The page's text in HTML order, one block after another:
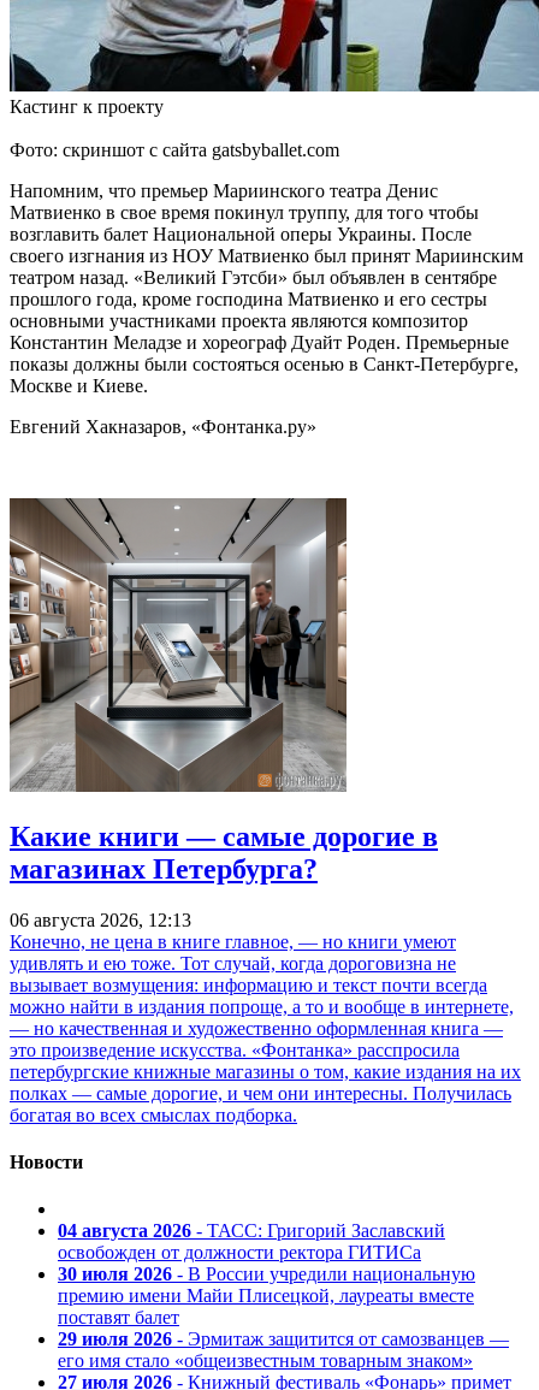
Кастинг к проекту
Фото: скриншот с сайта gatsbyballet.com
Напомним, что премьер Мариинского театра Денис
Матвиенко в свое время покинул труппу, для того чтобы
возглавить балет Национальной оперы Украины. После
своего изгнания из НОУ Матвиенко был принят Мариинским
театром назад. «Великий Гэтсби» был объявлен в сентябре
прошлого года, кроме господина Матвиенко и его сестры
основными участниками проекта являются композитор
Константин Меладзе и хореограф Дуайт Роден. Премьерные
показы должны были состояться осенью в Санкт-Петербурге,
Москве и Киеве.
Евгений Хакназаров, «Фонтанка.ру»
Какие книги — самые дорогие в
магазинах Петербурга?
06 августа 2026, 12:13
Конечно, не цена в книге главное, — но книги умеют
удивлять и ею тоже. Тот случай, когда дороговизна не
вызывает возмущения: информацию и текст почти всегда
можно найти в издания попроще, а то и вообще в интернете,
— но качественная и художественно оформленная книга —
это произведение искусства. «Фонтанка» расспросила
петербургские книжные магазины о том, какие издания на их
полках — самые дорогие, и чем они интересны. Получилась
богатая во всех смыслах подборка.
Новости
04 августа 2026 - ТАСС: Григорий Заславский
освобожден от должности ректора ГИТИСа
30 июля 2026 - В России учредили национальную
премию имени Майи Плисецкой, лауреаты вместе
поставят балет
29 июля 2026 - Эрмитаж защитится от самозванцев —
его имя стало «общеизвестным товарным знаком»
27 июля 2026 - Книжный фестиваль «Фонарь» примет